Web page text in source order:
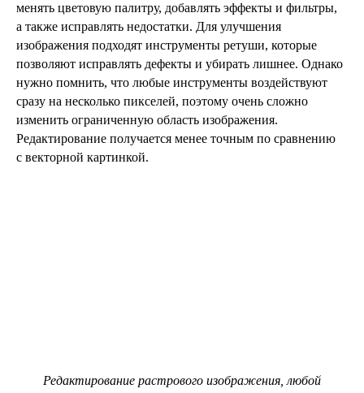
менять цветовую палитру, добавлять эффекты и фильтры,
а также исправлять недостатки. Для улучшения
изображения подходят инструменты ретуши, которые
позволяют исправлять дефекты и убирать лишнее. Однако
нужно помнить, что любые инструменты воздействуют
сразу на несколько пикселей, поэтому очень сложно
изменить ограниченную область изображения.
Редактирование получается менее точным по сравнению
с векторной картинкой.
Редактирование растрового изображения, любой